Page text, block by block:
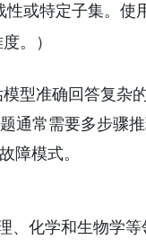
性或特定子集。使
。）
型准确回答复杂
通常需要多步骤
障模式。
、化学和生物学等